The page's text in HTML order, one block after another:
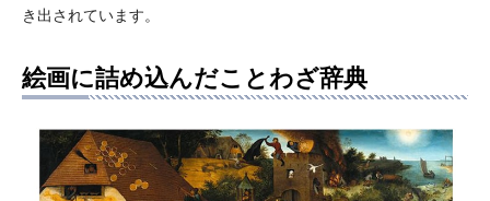
き出されています。
絵画に詰め込んだことわざ辞典